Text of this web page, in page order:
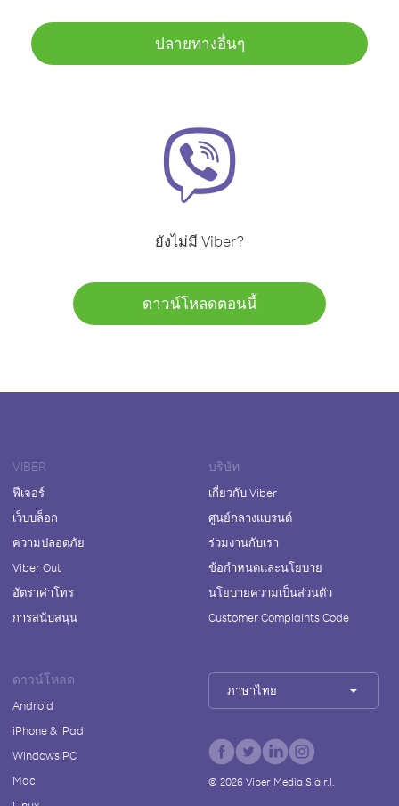
ปลายทางอื่นๆ
ยังไม่มี Viber?
ดาวน์โหลดตอนนี้
VIBER
ฟีเจอร์
เว็บบล็อก
ความปลอดภัย
Viber Out
อัตราค่าโทร
การสนับสนุน
บริษัท
เกี่ยวกับ Viber
ศูนย์กลางแบรนด์
ร่วมงานกับเรา
ข้อกำหนดและนโยบาย
นโยบายความเป็นส่วนตัว
Customer Complaints Code
ดาวน์โหลด
Android
iPhone & iPad
Windows PC
Mac
ภาษาไทย
© 2026Viber Media S.à r.l.